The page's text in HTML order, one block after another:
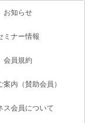
お知らせ
ミナー情報
会員規約
案内（賛助会員）
ス会員について